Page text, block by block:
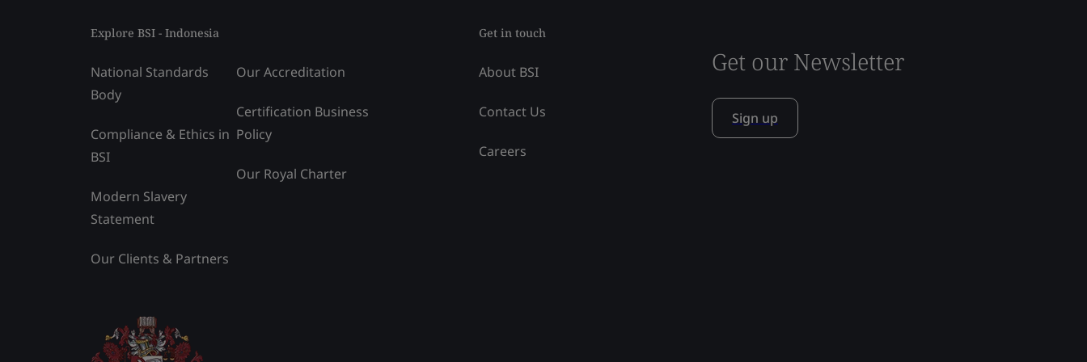
Explore BSI - Indonesia
National Standards
Body
Compliance & Ethics in
BSI
Modern Slavery
Statement
Our Clients & Partners
Our Accreditation
Certification Business
Policy
Our Royal Charter
Get in touch
About BSI
Contact Us
Careers
Get our Newsletter
Sign up